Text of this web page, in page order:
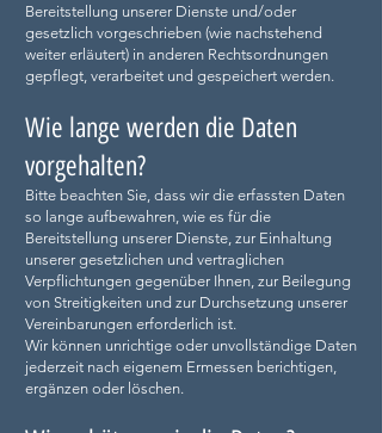
Bereitstellung unserer Dienste und/oder
gesetzlich vorgeschrieben (wie nachstehend
weiter erläutert) in anderen Rechtsordnungen
gepflegt, verarbeitet und gespeichert werden.
Wie lange werden die Daten
vorgehalten?
Bitte beachten Sie, dass wir die erfassten Daten
so lange aufbewahren, wie es für die
Bereitstellung unserer Dienste, zur Einhaltung
unserer gesetzlichen und vertraglichen
Verpflichtungen gegenüber Ihnen, zur Beilegung
von Streitigkeiten und zur Durchsetzung unserer
Vereinbarungen erforderlich ist.
Wir können unrichtige oder unvollständige Daten
jederzeit nach eigenem Ermessen berichtigen,
ergänzen oder löschen.